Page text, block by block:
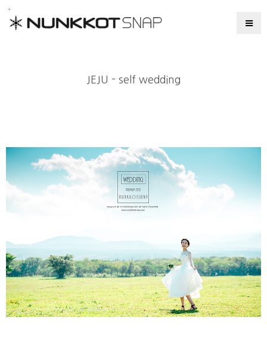
JEJU - self wedding